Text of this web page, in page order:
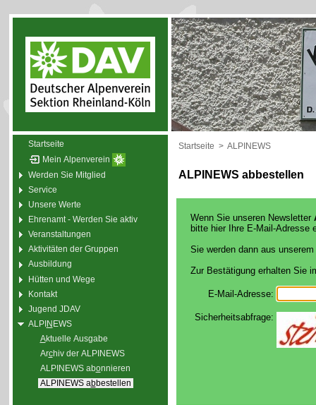
Startseite
Mein Alpenverein
Werden Sie Mitglied
Service
Unsere Werte
Ehrenamt - Werden Sie aktiv
Veranstaltungen
Aktivitäten der Gruppen
Ausbildung
Hütten und Wege
Kontakt
Jugend JDAV
ALPINEWS
Aktuelle Ausgabe
Archiv der ALPINEWS
ALPINEWS abonnieren
ALPINEWS abbestellen
Startseite > ALPINEWS
ALPINEWS abbestellen
Wenn Sie unseren Newsletter
bitte hier Ihre E-Mail-Adresse
Sie werden dann aus
Zur Bestätigung erhalten Sie
E-Mail-Adresse:
Sicherheitsabfrage: